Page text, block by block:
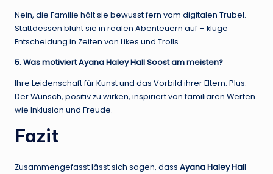
Nein, die Familie hält sie bewusst fern vom digitalen Trubel.
Stattdessen blüht sie in realen Abenteuern auf – kluge
Entscheidung in Zeiten von Likes und Trolls.
5. Was motiviert Ayana Haley Hall Soost am meisten?
Ihre Leidenschaft für Kunst und das Vorbild ihrer Eltern. Plus:
Der Wunsch, positiv zu wirken, inspiriert von familiären Werten
wie Inklusion und Freude.
Fazit
Zusammengefasst lässt sich sagen, dass Ayana Haley Hall